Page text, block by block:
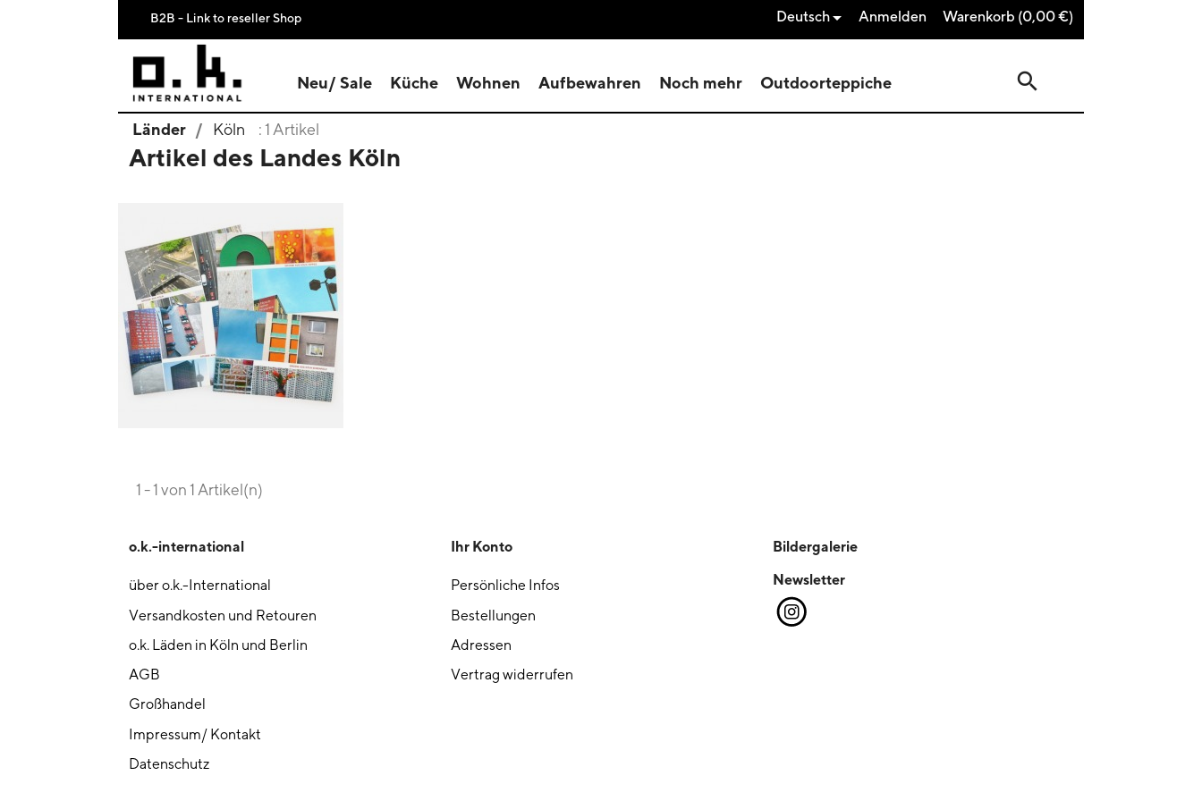
B2B - Link to reseller Shop Deutsch Anmelden Warenkorb (0,00 €)
Neu/ Sale Küche Wohnen Aufbewahren Noch mehr Outdoorteppiche search
Länder Köln : 1 Artikel
Artikel des Landes Köln
1 - 1 von 1 Artikel(n)
o.k.-international
über o.k.-International
Versandkosten und Retouren
o.k. Läden in Köln und Berlin
AGB
Großhandel
Impressum/ Kontakt
Datenschutz
Ihr Konto
Persönliche Infos
Bestellungen
Adressen
Vertrag widerrufen
Bildergalerie
Newsletter